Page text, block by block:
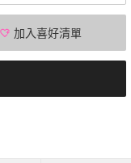
加入喜好清單